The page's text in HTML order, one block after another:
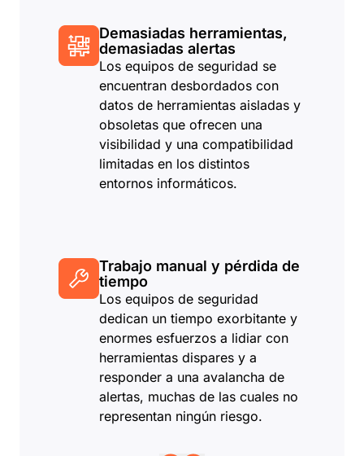
Demasiadas herramientas,
demasiadas alertas
Los equipos de seguridad se
encuentran desbordados con
datos de herramientas aisladas y
obsoletas que ofrecen una
visibilidad y una compatibilidad
limitadas en los distintos
entornos informáticos.
Trabajo manual y pérdida de
tiempo
Los equipos de seguridad
dedican un tiempo exorbitante y
enormes esfuerzos a lidiar con
herramientas dispares y a
responder a una avalancha de
alertas, muchas de las cuales no
representan ningún riesgo.